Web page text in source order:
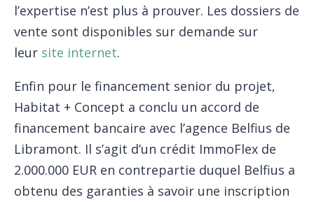
l’expertise n’est plus à prouver. Les dossiers de
vente sont disponibles sur demande sur
leur site internet.
Enfin pour le financement senior du projet,
Habitat + Concept a conclu un accord de
financement bancaire avec l’agence Belfius de
Libramont. Il s’agit d’un crédit ImmoFlex de
2.000.000 EUR en contrepartie duquel Belfius a
obtenu des garanties à savoir une inscription